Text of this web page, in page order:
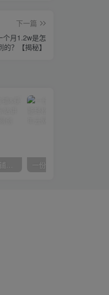
下一篇
个月1.2w是怎
的？【揭秘】
【阿里国际站】打造Top店铺&获得优质询盘客户，​95%的国际站讲师不会说的运营技巧